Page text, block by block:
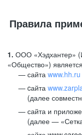
Правила
1. ООО «Хэдхантер»
«Общество»)
сайта www.hh.ru
cайта
(далее
сайта и
(далее —